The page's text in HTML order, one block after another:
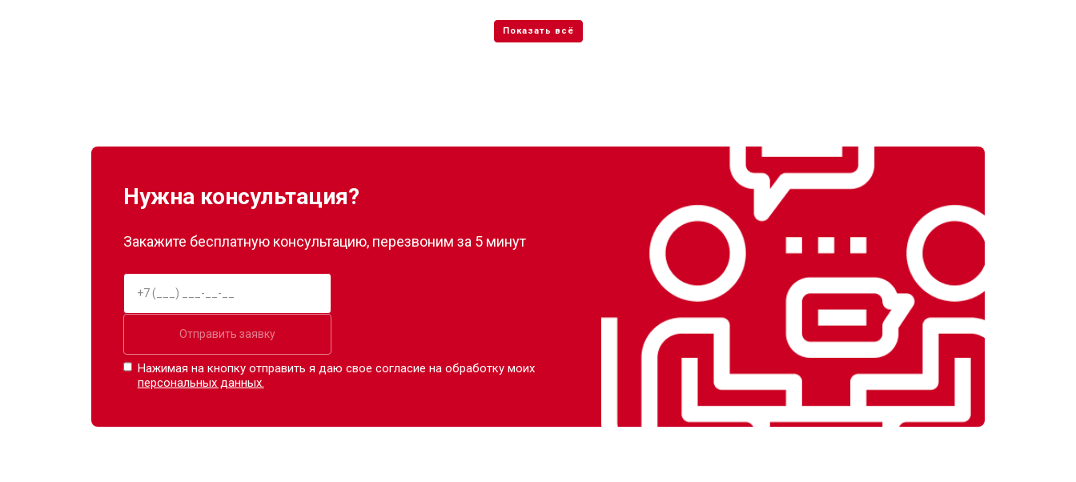
от 50 мин
Нужна консультация?
Закажите бесплатную консультацию, перезвоним за 5 минут
Отправить заявку
Нажимая на кнопку отправить я даю свое согласие на обработку моих
персональных данных.